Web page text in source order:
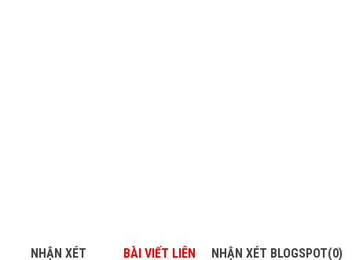
NHẬN XÉT BÀI VIẾT LIÊN NHẬN XÉT BLOGSPOT(0)